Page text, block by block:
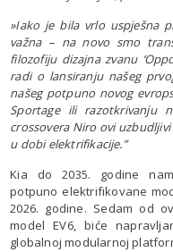
»Iako je bila vrlo uspješna
važna – na novo smo
filozofiju dizajna zvanu
radi o lansiranju našeg
našeg potpuno novog
Sportage ili razotkrivanju
crossovera Niro ovi
u dobi elektrifikacije.”
Kia do 2035. godine
potpuno elektrifikovane
2026. godine. Sedam od
model EV6, biće
globalnoj modularnoj